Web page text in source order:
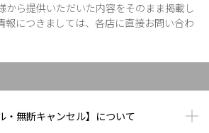
ら提供いただいた内容をそのまま掲載し
報につきましては、各店に直接お問い合わ
・無断キャンセル】について